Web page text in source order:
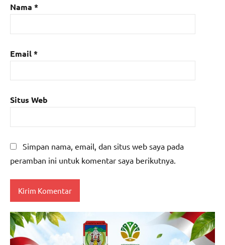
Nama *
Email*
Situs Web
Simpan nama, email, dan situs web saya pada
peramban ini untuk komentar saya berikutnya.